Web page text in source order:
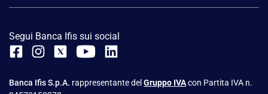
Segui Banca Ifis sui social
Banca Ifis S.p.A. rappresentante del Gruppo IVAcon Partita IVA n.